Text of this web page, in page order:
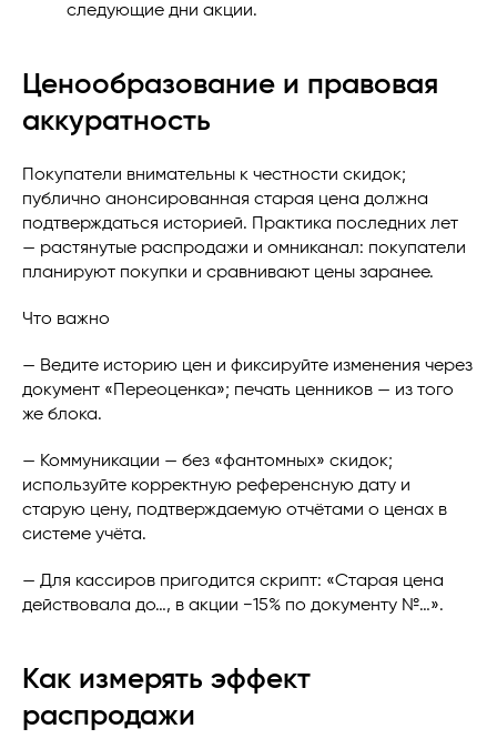
следующие дни акции.
Ценообразование и правовая
аккуратность
Покупатели внимательны к честности скидок;
публично анонсированная старая цена должна
подтверждаться историей. Практика последних лет
— растянутые распродажи и омниканал: покупатели
планируют покупки и сравнивают цены заранее.
Что важно
— Ведите историю цен и фиксируйте изменения через
документ «Переоценка»; печать ценников — из того
же блока.
— Коммуникации — без «фантомных» скидок;
используйте корректную референсную дату и
старую цену, подтверждаемую отчётами о ценах в
системе учёта.
— Для кассиров пригодится скрипт: «Старая цена
действовала до…, в акции −15% по документу №…».
Как измерять эффект
распродажи